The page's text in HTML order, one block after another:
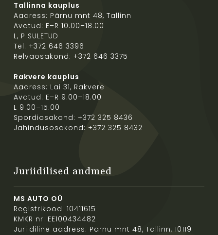
Tallinna kauplus
Aadress: Pärnu mnt 48, Tallinn
Avatud: E–R 10.00–18.00
L, P SULETUD
Tel: +372 646 3396
Relvaosakond: +372 646 3375
Rakvere kauplus
Aadress: Lai 31, Rakvere
Avatud: E–R 9.00–18.00
L 9.00–15.00
Spordiosakond: +372 325 8436
Jahindusosakond: +372 325 8432
Juriidilised andmed
MS AUTO OÜ
Registrikood: 10411615
KMKR nr: EE100434482
Juriidiline aadress: Pärnu mnt 48, Tallinn, 10119